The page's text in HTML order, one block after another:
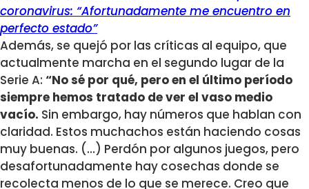
coronavirus: “Afortunadamente me encuentro en
perfecto estado”
Además, se quejó por las críticas al equipo, que
actualmente marcha en el segundo lugar de la
Serie A: “No sé por qué, pero en el último período
siempre hemos tratado de ver el vaso medio
vacío. Sin embargo, hay números que hablan con
claridad. Estos muchachos están haciendo cosas
muy buenas. (…) Perdón por algunos juegos, pero
desafortunadamente hay cosechas donde se
recolecta menos de lo que se merece. Creo que